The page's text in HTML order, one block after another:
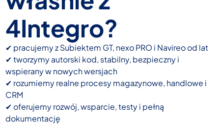
4Integro?
✔ pracujemy z Subiektem GT, nexo PRO i Navireo od lat
✔ tworzymy autorski kod, stabilny, bezpieczny i
wspierany w nowych wersjach
✔ rozumiemy realne procesy magazynowe, handlowe i
CRM
✔ oferujemy rozwój, wsparcie, testy i pełną
dokumentację